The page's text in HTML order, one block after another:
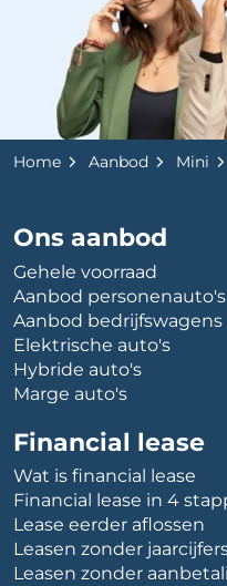
Home Aanbod Mini
Ons aanbod
Gehele voorraad
Aanbod personenauto's
Aanbod bedrijfswagens
Elektrische auto's
Hybride auto's
Marge auto's
Financial lease
Wat is financial lease
Financial lease in 4
Lease eerder aflossen
Leasen zonder
Leasen zonder